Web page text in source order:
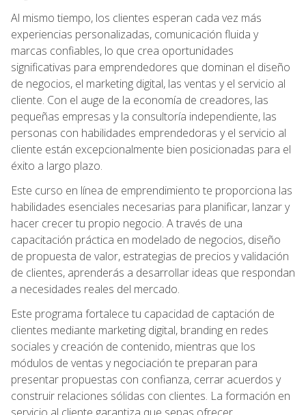
Al mismo tiempo, los clientes esperan cada vez más
experiencias personalizadas, comunicación fluida y
marcas confiables, lo que crea oportunidades
significativas para emprendedores que dominan el diseño
de negocios, el marketing digital, las ventas y el servicio al
cliente. Con el auge de la economía de creadores, las
pequeñas empresas y la consultoría independiente, las
personas con habilidades emprendedoras y el servicio al
cliente están excepcionalmente bien posicionadas para el
éxito a largo plazo.
Este curso en línea de emprendimiento te proporciona las
habilidades esenciales necesarias para planificar, lanzar y
hacer crecer tu propio negocio. A través de una
capacitación práctica en modelado de negocios, diseño
de propuesta de valor, estrategias de precios y validación
de clientes, aprenderás a desarrollar ideas que respondan
a necesidades reales del mercado.
Este programa fortalece tu capacidad de captación de
clientes mediante marketing digital, branding en redes
sociales y creación de contenido, mientras que los
módulos de ventas y negociación te preparan para
presentar propuestas con confianza, cerrar acuerdos y
construir relaciones sólidas con clientes. La formación en